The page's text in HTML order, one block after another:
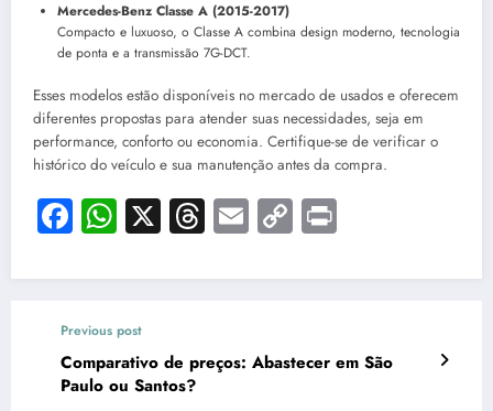
Mercedes-Benz Classe A (2015-2017)
Compacto e luxuoso, o Classe A combina design moderno, tecnologia
de ponta e a transmissão 7G-DCT.
Esses modelos estão disponíveis no mercado de usados e oferecem
diferentes propostas para atender suas necessidades, seja em
performance, conforto ou economia. Certifique-se de verificar o
histórico do veículo e sua manutenção antes da compra.
Facebook
WhatsApp
X Threads
Email
Copy
Link
Previous post
Comparativo de preços: Abastecer em São
Paulo ou Santos?